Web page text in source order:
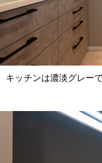
キッチンは濃淡グレー